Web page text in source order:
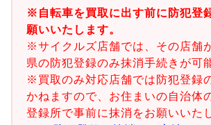
※自転車を買取に出す前に防犯登
願いいたします。
※サイクルズ店舗では、その店舗
県の防犯登録のみ抹消手続きが可
※買取のみ対応店舗では防犯登録
かねますので、お住まいの自治体
登録所で事前に抹消をお願いいた